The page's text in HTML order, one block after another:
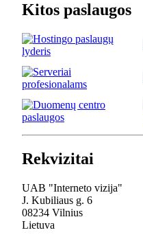
Kitos paslaugos
Rekvizitai
UAB "Interneto vizija"
J. Kubiliaus g. 6
08234 Vilnius
Lietuva